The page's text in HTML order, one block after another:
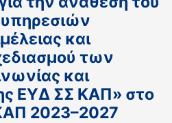
και
των
και
ΕΥΔ ΣΣ ΚΑΠ» στο
2023–2027